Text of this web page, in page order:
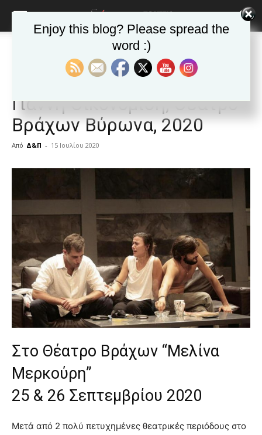
Αυτοδιοίκηση
Αυτοδιοίκηση
Στέλλα Κοιμήσου του
Γιάννη Οικονομίδη, Θέατρο
Βράχων Βύρωνα, 2020
Από Δ&Π - 15 Ιουλίου 2020
blonde
hot
cam
show.
xxx
brandi
lyons
teaches
you
the
meaning
of
pornhun
porn
Στο Θέατρο Βράχων “Μελίνα
Μερκούρη”
25 & 26 Σεπτεμβρίου 2020
Μετά από 2 πολύ πετυχημένες θεατρικές περιόδους στο
Enjoy this blog? Please spread the
word :)